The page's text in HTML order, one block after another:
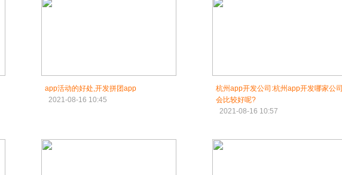
app活动的好处,开发拼团app
2021-08-16 10:45
杭州app开发公司:杭州app开发哪家公司
会比较好呢?
2021-08-16 10:57